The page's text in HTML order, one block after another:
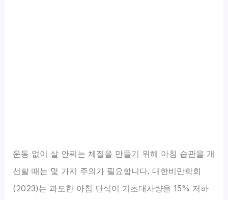
운동 없이 살 안찌는 체질을 만들기 위해 아침 습관을 개
선할 때는 몇 가지 주의가 필요합니다. 대한비만학회
(2023)는 과도한 아침 단식이 기초대사량을 15% 저하